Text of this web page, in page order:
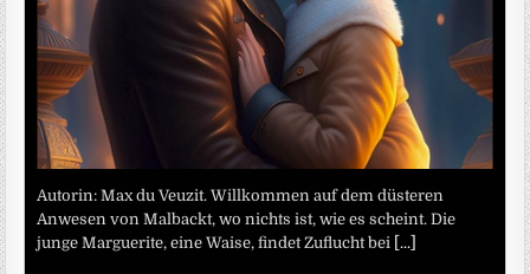
Autorin: Max du Veuzit. Willkommen auf dem düsteren
Anwesen von Malbackt, wo nichts ist, wie es scheint. Die
junge Marguerite, eine Waise, findet Zuflucht bei
[...]